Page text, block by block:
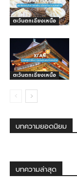
ตะวันตกเฉียงเหนือ
ตะวันตกเฉียงเหนือ
บทความยอดนิยม
บทความล่าสุด